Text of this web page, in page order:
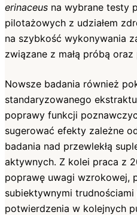
erinaceus na wybrane testy
pilotażowych z udziałem
na szybkość wykonywania
związane z małą próbą
Nowsze badania również
standaryzowanego
poprawy funkcji
sugerować efekty zależne
badania nad przewlekłą
aktywnych. Z kolei praca z
poprawę uwagi wzrokowej,
subiektywnymi
potwierdzenia w kolejnych